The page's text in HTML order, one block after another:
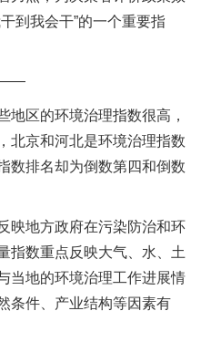
到我会干”的一个重要指
——
地区的环境治理指数很高，
北京和河北是环境治理指数
数排名却为倒数第四和倒数
映地方政府在污染防治和环
指数重点反映大气、水、土
当地的环境治理工作进展情
条件、产业结构等因素有